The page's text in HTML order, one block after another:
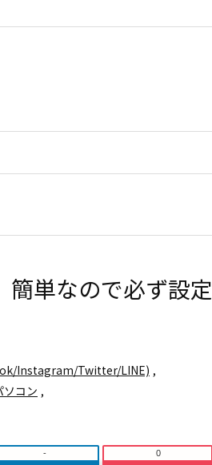
単なので必ず設定
Instagram/Twitter/LINE) ,
ソコン ,
- 0